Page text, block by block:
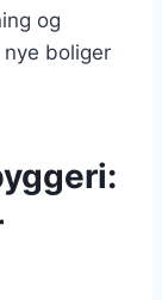
og
boliger